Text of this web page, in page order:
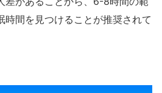
時間を見つけることが推奨されて